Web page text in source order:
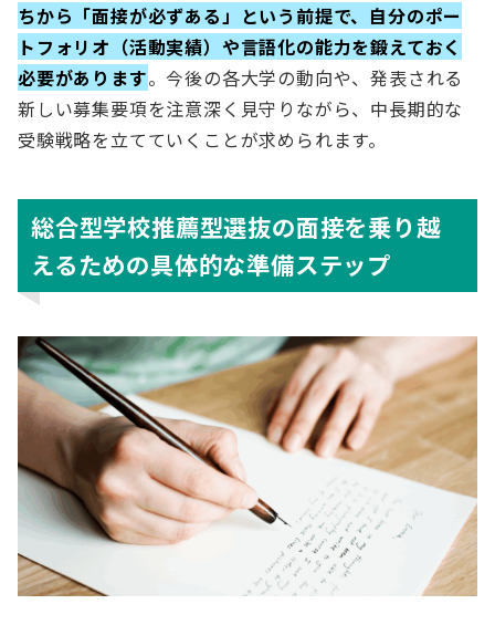
ちから「面接が必ずある」という前提で、自分のポー
トフォリオ（活動実績）や言語化の能力を鍛えておく
必要があります。今後の各大学の動向や、発表される
新しい募集要項を注意深く見守りながら、中長期的な
受験戦略を立てていくことが求められます。
総合型学校推薦型選抜の面接を乗り越
えるための具体的な準備ステップ